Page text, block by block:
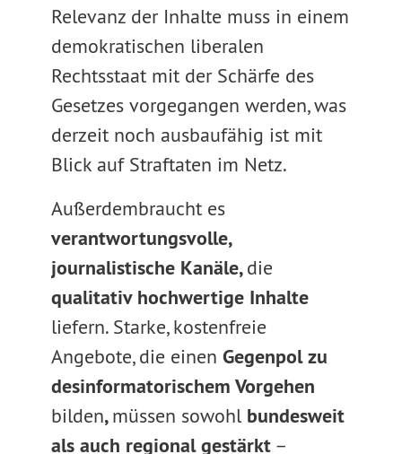
Relevanz der Inhalte muss in einem
demokratischen liberalen
Rechtsstaat mit der Schärfe des
Gesetzes vorgegangen werden, was
derzeit noch ausbaufähig ist mit
Blick auf Straftaten im Netz.
Außerdembraucht es
verantwortungsvolle,
journalistische Kanäle,die
qualitativ hochwertige Inhalte
liefern. Starke, kostenfreie
Angebote, die einen Gegenpol zu
desinformatorischem Vorgehen
bilden,müssen sowohlbundesweit
als auch regional gestärkt–